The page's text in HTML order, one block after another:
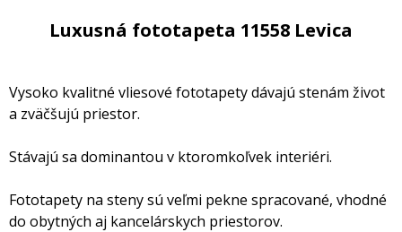
Luxusná fototapeta 11558 Levica
Vysoko kvalitné vliesové fototapety dávajú stenám život
a zväčšujú priestor.
Stávajú sa dominantou v ktoromkoľvek interiéri.
Fototapety na steny sú veľmi pekne spracované, vhodné
do obytných aj kancelárskych priestorov.